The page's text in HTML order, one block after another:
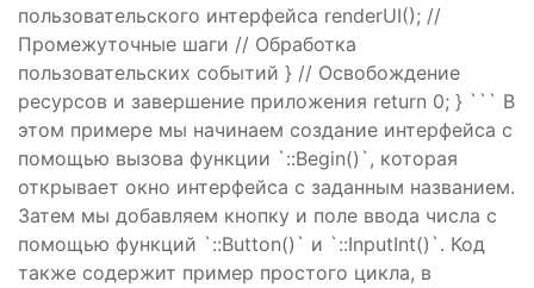
пользовательского интерфейса renderUI(); //
Промежуточные шаги // Обработка
пользовательских событий } // Освобождение
ресурсов и завершение приложения return 0; } ``` В
этом примере мы начинаем создание интерфейса с
помощью вызова функции ` ::Begin()`, которая
открывает окно интерфейса с заданным названием.
Затем мы добавляем кнопку и поле ввода числа с
помощью функций ` ::Button()` и ` ::InputInt()`. Код
также содержит пример простого цикла, в